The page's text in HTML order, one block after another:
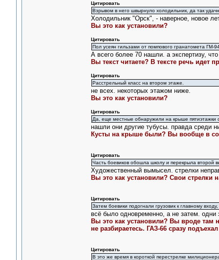
Цитировать
Взрывом в него швырнуло холодильник, да так
Холодильник "Орск", - наверное, новое
Вы это как установили?
Цитировать
Пол усеян гильзами от помпового гранатомета ГМ-
А всего более 70 нашли. а экспертизу,
Вы текст читаете? В тексте речь идет
Цитировать
Расстрельный класс на втором этаже.
не всех. некоторых этажом ниже.
Вы это как установили?
Цитировать
Да, еще местные обнаружили на крыше пятиэтажки
нашли они другие тубусы. правда среди
Кусты на крыше были? Вы вообще в
Цитировать
Часть боевиков обошла школу и перекрыла второй
Художественный вымысел. стрелки
Вы это как установили? Свои стрелки
Цитировать
Затем боевики подогнали грузовик к главному
всё было одновременно, а не затем. одни
Вы это как установили? Вы вроде там
не разбираетесь. ГАЗ-66 сразу
Цитировать
В это же время в короткой перестрелке